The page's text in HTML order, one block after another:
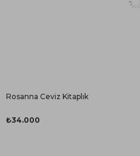
Rosanna Ceviz Kitaplık
₺34.000